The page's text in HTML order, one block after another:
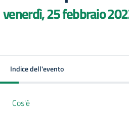
venerdì, 25 febbraio
Indice dell'evento
Cos'è